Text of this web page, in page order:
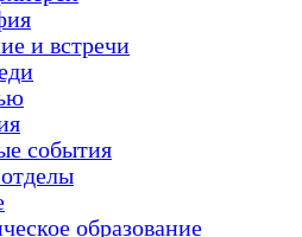
и встречи
события
образование